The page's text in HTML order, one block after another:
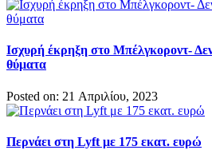
Ισχυρή έκρηξη στο Μπέλγκοροντ-
θύματα
Posted on: 21 Απριλίου, 2023
Περνάει στη Lyft με 175 εκατ. ευρώ